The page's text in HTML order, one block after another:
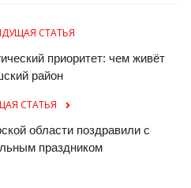
СТАТЬЯ
приоритет: чем живёт
район
СТАТЬЯ
области поздравили с
праздником